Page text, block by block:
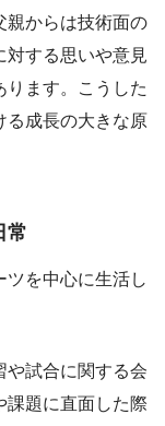
親からは技術面の
対する思いや意見
ります。こうした
る成長の大きな原
常
ツを中心に生活し
や試合に関する会
課題に直面した際